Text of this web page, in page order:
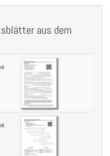
aus dem